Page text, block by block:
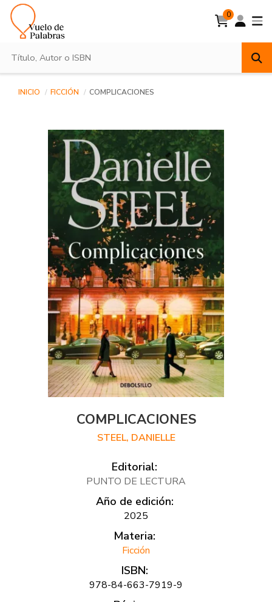
0
INICIO FICCIÓN COMPLICACIONES
COMPLICACIONES
STEEL, DANIELLE
Editorial:
PUNTO DE LECTURA
Año de edición:
2025
Materia:
Ficción
ISBN:
978-84-663-7919-9